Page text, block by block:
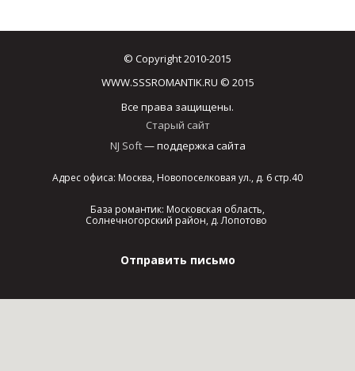
© Copyright 2010-2015
WWW.SSSROMANTIK.RU © 2015
Все права защищены.
Старый сайт
NJ Soft— поддержка сайта
Адрес офиса: Москва, Новопоселковая ул., д. 6 стр.40
База романтик: Московская область,
Солнечногорский район, д. Лопотово
Отправить письмо